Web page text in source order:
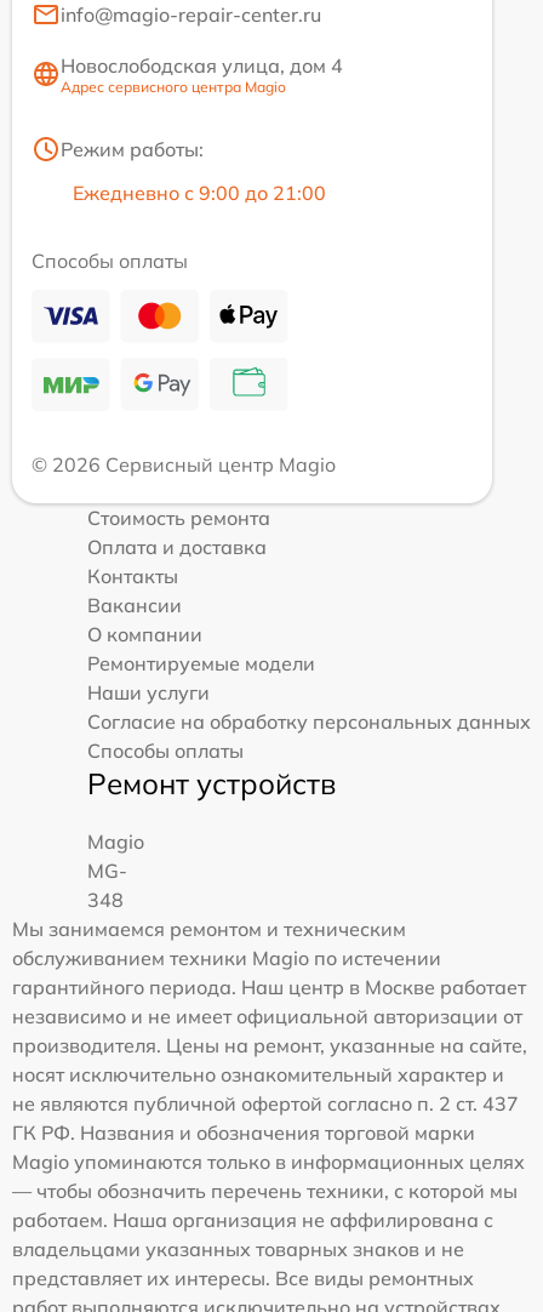
info@magio-repair-center.ru
Новослободская улица, дом 4
Адрес сервисного центра Magio
Режим работы:
Ежедневно с 9:00 до 21:00
Способы оплаты
© 2026 Сервисный центр Magio
Стоимость ремонта
Оплата и доставка
Контакты
Вакансии
О компании
Ремонтируемые модели
Наши услуги
Согласие на обработку персональных данных
Способы оплаты
Ремонт устройств
Magio
MG-
348
Мы занимаемся ремонтом и техническим
обслуживанием техники Magio по истечении
гарантийного периода. Наш центр в Москве работает
независимо и не имеет официальной авторизации от
производителя. Цены на ремонт, указанные на сайте,
носят исключительно ознакомительный характер и
не являются публичной офертой согласно п. 2 ст. 437
ГК РФ. Названия и обозначения торговой марки
Magio упоминаются только в информационных целях
— чтобы обозначить перечень техники, с которой мы
работаем. Наша организация не аффилирована с
владельцами указанных товарных знаков и не
представляет их интересы. Все виды ремонтных
работ выполняются исключительно на устройствах,